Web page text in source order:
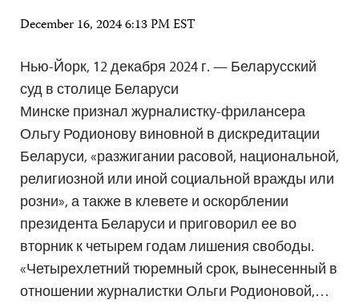
December 16, 2024 6:13 PM EST
Нью-Йорк, 12 декабря 2024 г. — Беларусский
суд в столице Беларуси
Минске признал журналистку-фрилансера
Ольгу Родионову виновной в дискредитации
Беларуси, «разжигании расовой, национальной,
религиозной или иной социальной вражды или
розни», а также в клевете и оскорблении
президента Беларуси и приговорил ее во
вторник к четырем годам лишения свободы.
«Четырехлетний тюремный срок, вынесенный в
отношении журналистки Ольги Родионовой,…